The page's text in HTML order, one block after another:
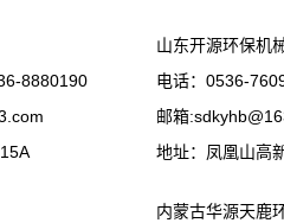
8880190
山东开源环保机
电话：0536-
邮箱
地址：凤凰山高
内蒙古华源天鹿